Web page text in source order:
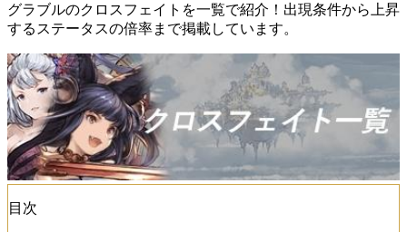
グラブルのクロスフェイトを一覧で紹介！出現条件から上昇
するステータスの倍率まで掲載しています。
目次